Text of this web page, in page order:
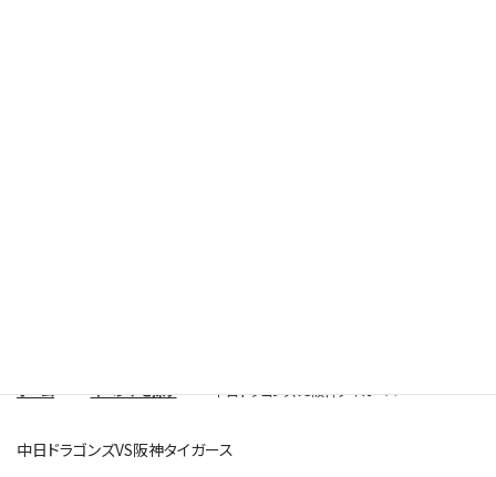
ホーム イベントを探す 中日ドラゴンズVS阪神タイガース
中日ドラゴンズVS阪神タイガース